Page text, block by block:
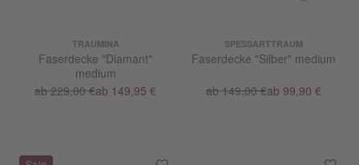
TRAUMINA
Faserdecke "Diamant"
medium
ab 229,00 €ab 149,95 €
SPESSARTTRAUM
Faserdecke "Silber" medium
ab 149,00 €ab 99,90 €